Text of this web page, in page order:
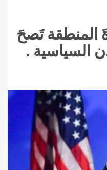
المنطقة تَصحَ
السياسية .